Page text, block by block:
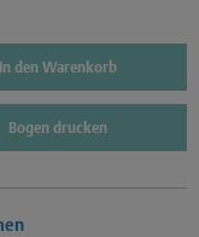
In den Warenkorb
Bogen drucken